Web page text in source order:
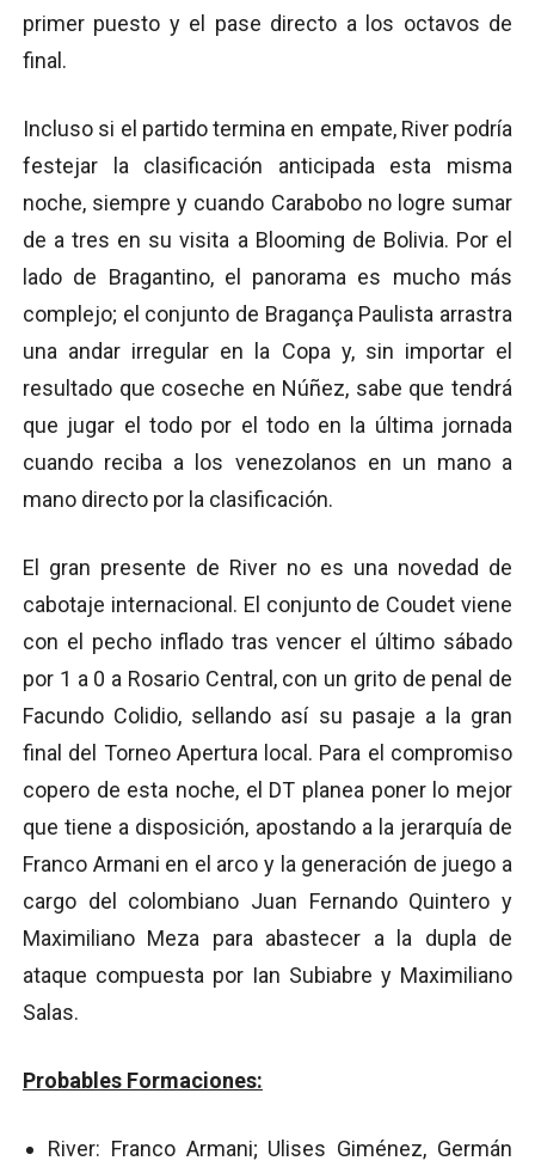
primer puesto y el pase directo a los octavos de
final.
Incluso si el partido termina en empate, River podría
festejar la clasificación anticipada esta misma
noche, siempre y cuando Carabobo no logre sumar
de a tres en su visita a Blooming de Bolivia. Por el
lado de Bragantino, el panorama es mucho más
complejo; el conjunto de Bragança Paulista arrastra
una andar irregular en la Copa y, sin importar el
resultado que coseche en Núñez, sabe que tendrá
que jugar el todo por el todo en la última jornada
cuando reciba a los venezolanos en un mano a
mano directo por la clasificación.
El gran presente de River no es una novedad de
cabotaje internacional. El conjunto de Coudet viene
con el pecho inflado tras vencer el último sábado
por 1 a 0 a Rosario Central, con un grito de penal de
Facundo Colidio, sellando así su pasaje a la gran
final del Torneo Apertura local. Para el compromiso
copero de esta noche, el DT planea poner lo mejor
que tiene a disposición, apostando a la jerarquía de
Franco Armani en el arco y la generación de juego a
cargo del colombiano Juan Fernando Quintero y
Maximiliano Meza para abastecer a la dupla de
ataque compuesta por Ian Subiabre y Maximiliano
Salas.
Probables Formaciones:
River: Franco Armani; Ulises Giménez, Germán